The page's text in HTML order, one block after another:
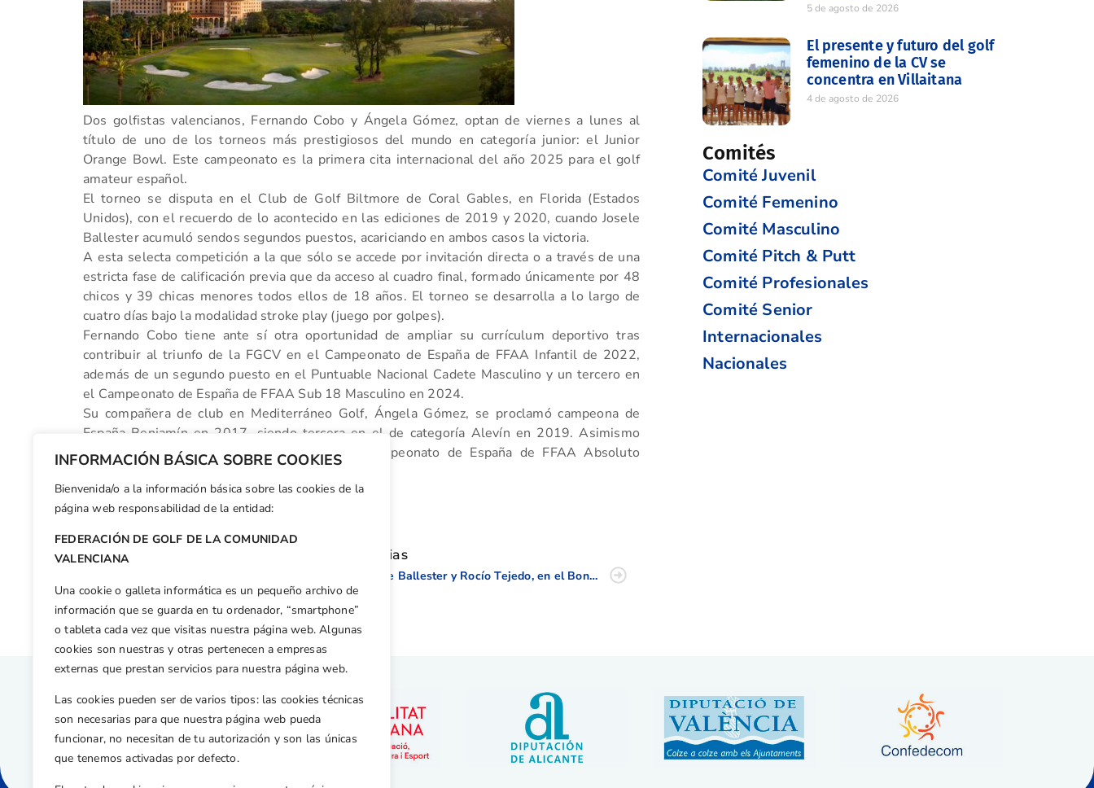
INFORMACIÓN BÁSICA SOBRE COOKIES
Bienvenida/o a la información básica sobre las cookies de la
página web responsabilidad de la entidad:
FEDERACIÓN DE GOLF DE LA COMUNIDAD
VALENCIANA
Una cookie o galleta informática es un pequeño archivo de
información que se guarda en tu ordenador, “smartphone”
o tableta cada vez que visitas nuestra página web. Algunas
cookies son nuestras y otras pertenecen a empresas
externas que prestan servicios para nuestra página web.
Las cookies pueden ser de varios tipos: las cookies técnicas
son necesarias para que nuestra página web pueda
funcionar, no necesitan de tu autorización y son las únicas
que tenemos activadas por defecto.
Dos golfistas valencianos, Fernando Cobo y Ángela Gómez, optan de viernes a lunes al
título de uno de los torneos más prestigiosos del mundo en categoría junior: el Junior
Orange Bowl. Este campeonato es la primera cita internacional del año 2025 para el golf
amateur español.
El torneo se disputa en el Club de Golf Biltmore de Coral Gables, en Florida (Estados
Unidos), con el recuerdo de lo acontecido en las ediciones de 2019 y 2020, cuando Josele
Ballester acumuló sendos segundos puestos, acariciando en ambos casos la victoria.
A esta selecta competición a la que sólo se accede por invitación directa o a través de una
estricta fase de calificación previa que da acceso al cuadro final, formado únicamente por 48
chicos y 39 chicas menores todos ellos de 18 años. El torneo se desarrolla a lo largo de
cuatro días bajo la modalidad stroke play (juego por golpes).
Fernando Cobo tiene ante sí otra oportunidad de ampliar su currículum deportivo tras
contribuir al triunfo de la FGCV en el Campeonato de España de FFAA Infantil de 2022,
además de un segundo puesto en el Puntuable Nacional Cadete Masculino y un tercero en
el Campeonato de España de FFAA Sub 18 Masculino en 2024.
Su compañera de club en Mediterráneo Golf, Ángela Gómez, se proclamó campeona de
España Benjamín en 2017, siendo tercera en el de categoría Alevín en 2019. Asimismo
contribuyó a la victoria de la FGCV en el Campeonato de España de FFAA Absoluto
Facebook
X WhatsApp
LinkedIn
Email
Otras noticias
Josele Ballester y Rocío Tejedo, en el Bonallack Trophy y la Patsy Hankins Trophy
5 de agosto de 2026
El presente y futuro del golf
femenino de la CV se
concentra en Villaitana
4 de agosto de 2026
Comités
Comité Juvenil
Comité Femenino
Comité Masculino
Comité Pitch & Putt
Comité Profesionales
Comité Senior
Internacionales
Nacionales